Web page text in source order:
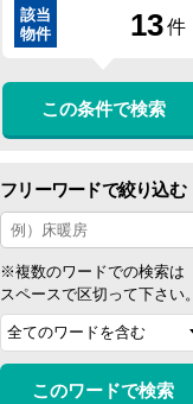
該当
物件
13件
この条件で検索
フリーワードで絞り込む
※複数のワードでの検索は
スペースで区切って下さい。
このワードで検索